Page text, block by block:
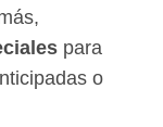
para
o